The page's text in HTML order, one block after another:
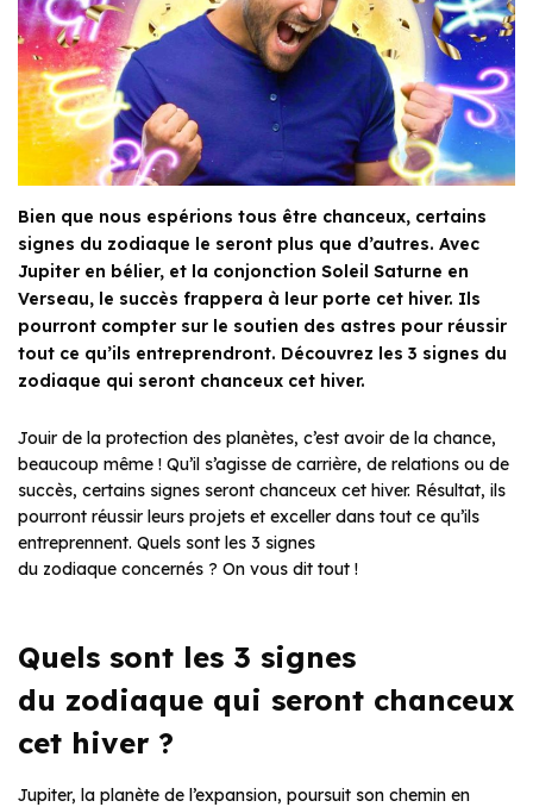
Bien que nous espérions tous être chanceux, certains
signes du zodiaque le seront plus que d’autres. Avec
Jupiter en bélier, et la conjonction Soleil Saturne en
Verseau, le succès frappera à leur porte cet hiver. Ils
pourront compter sur le soutien des astres pour réussir
tout ce qu’ils entreprendront. Découvrez les 3 signes du
zodiaque qui seront chanceux cet hiver.
Jouir de la protection des planètes, c’est avoir de la chance,
beaucoup même ! Qu’il s’agisse de carrière, de relations ou de
succès, certains signes seront chanceux cet hiver. Résultat, ils
pourront réussir leurs projets et exceller dans tout ce qu’ils
entreprennent. Quels sont les 3 signes
du zodiaque concernés ? On vous dit tout !
Quels sont les 3 signes
du zodiaque qui seront chanceux
cet hiver ?
Jupiter, la planète de l’expansion, poursuit son chemin en